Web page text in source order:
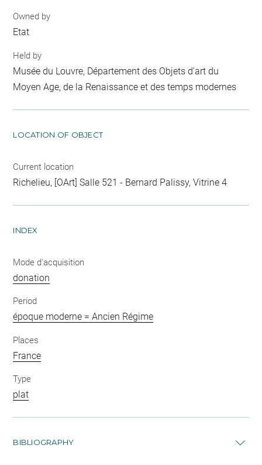
Owned by
Etat
Held by
Musée du Louvre, Département des Objets d'art du
Moyen Age, de la Renaissance et des temps modernes
LOCATION OF OBJECT
Current location
Richelieu, [OArt] Salle 521 - Bernard Palissy, Vitrine 4
INDEX
Mode d'acquisition
donation
Period
époque moderne = Ancien Régime
Places
France
Type
plat
BIBLIOGRAPHY